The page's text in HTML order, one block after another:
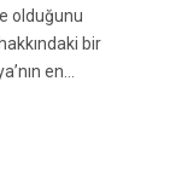
olduğunu
bir
en…